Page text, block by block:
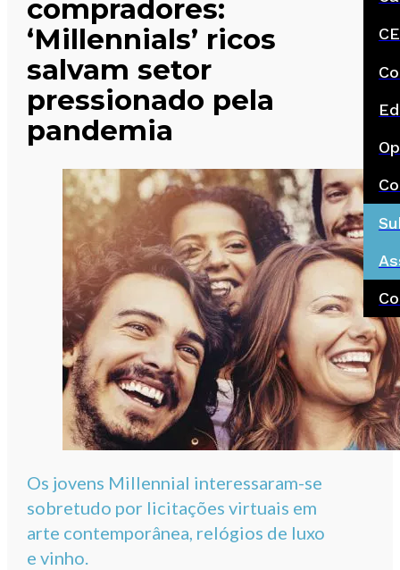
compradores:
‘Millennials’ ricos
salvam setor
pressionado pela
pandemia
Os jovens Millennial interessaram-se
sobretudo por licitações virtuais em
arte contemporânea, relógios de luxo
e vinho.